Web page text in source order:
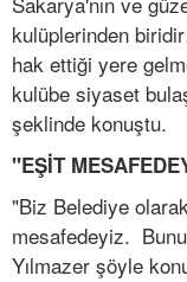
kulüplerinden
hak ettiği yere
kulübe siyaset
şeklinde konuştu.
"EŞİT
"Biz Belediye
mesafedeyiz.
Yılmazer şöyle